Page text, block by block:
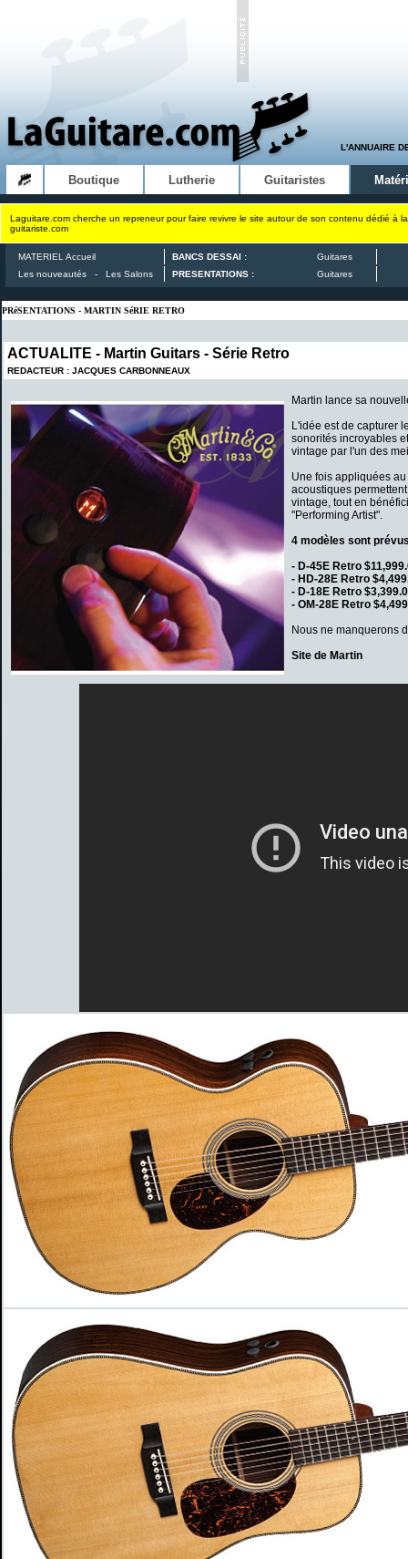
L'ANNUAIRE
Boutique Lutherie Guitaristes
Laguitare.com cherche un repreneur pour faire revivre le site autour de son contenu dédié à
guitariste.com
MATERIEL Accueil BANCS DESSAI :
Guitares
Les nouveautés
- Les Salons PRESENTATIONS : Guitares
PRéSENTATIONS - MARTIN SéRIE RETRO
ACTUALITE - Martin Guitars - Série Retro
REDACTEUR : JACQUES CARBONNEAUX
Martin lance sa
L'idée est de capturer
sonorités incroyables
vintage par l'un des
Une fois appliquées
acoustiques
vintage, tout en
"Performing Artist".
4 modèles sont
- D-45E Retro
- HD-28E Retro
- D-18E Retro
- OM-28E Retro
Nous ne manquerons
Site de Martin